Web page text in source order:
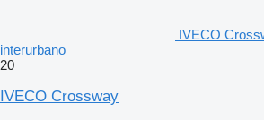
IVECO
interurbano
20
IVECO Crossway